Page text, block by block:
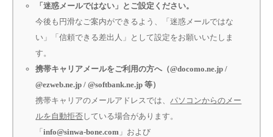
「迷惑メールではない」とご設定ください。
今後も円滑なご案内ができるよう、「迷惑メールではな
い」「信頼できる差出人」として設定をお願いいたしま
す。
携帯キャリアメールをご利用の方へ（@docomo.ne.jp /
@ezweb.ne.jp / @softbank.ne.jp 等）
携帯キャリアのメールアドレスでは、 パソコンからのメー
ルを自動拒否 している場合があります。
「info@sinwa-bone.com 」および